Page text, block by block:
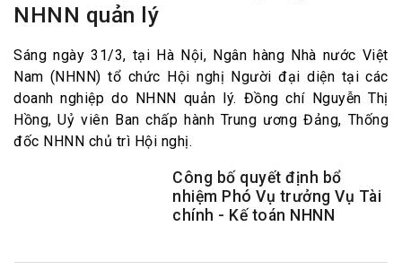
NHNN quản lý
Sáng ngày 31/3, tại Hà Nội, Ngân hàng Nhà nước Việt
Nam (NHNN) tổ chức Hội nghị Người đại diện tại các
doanh nghiệp do NHNN quản lý. Đồng chí Nguyễn Thị
Hồng, Uỷ viên Ban chấp hành Trung ương Đảng, Thống
đốc NHNN chủ trì Hội nghị.
Công bố quyết định bổ
nhiệm Phó Vụ trưởng Vụ Tài
chính - Kế toán NHNN